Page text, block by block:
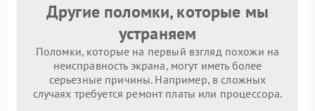
Другие поломки, которые мы
устраняем
Поломки, которые на первый взгляд похожи на
неисправность экрана, могут иметь более
серьезные причины. Например, в сложных
случаях требуется ремонт платы или процессора.